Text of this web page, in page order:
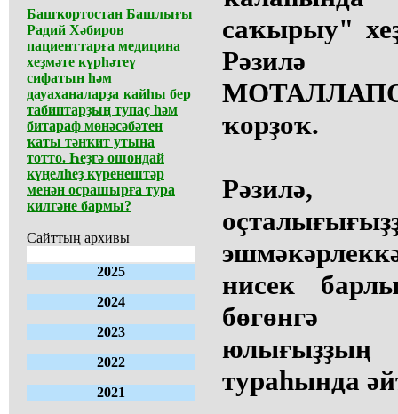
Башҡортостан Башлығы
Радий Хәбиров
пациенттарға медицина
хеҙмәте күрһәтеү
сифатын һәм
дауаханаларҙа ҡайһы бер
табиптарҙың тупаҫ һәм
битараф мөнәсәбәтен
ҡаты тәнҡит утына
тотто. Һеҙгә ошондай
күңелһеҙ күренештәр
менән осрашырға тура
килгәне бармы?
Сайттың архивы
2025
2024
2023
2022
2021
саҡырыу"
Рәзилә
ҡорҙоҡ.
нисек
бөгөнгә
тураһында